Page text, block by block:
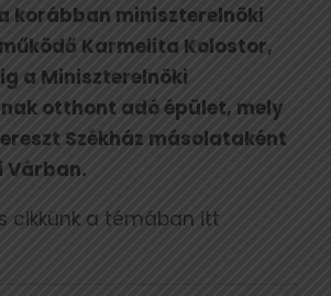
korábban miniszterelnöki
Karmelita Kolostor,
a Miniszterelnöki
otthont adó épület, mely
Székház másolataként
Várban.
cikkünk a témában itt